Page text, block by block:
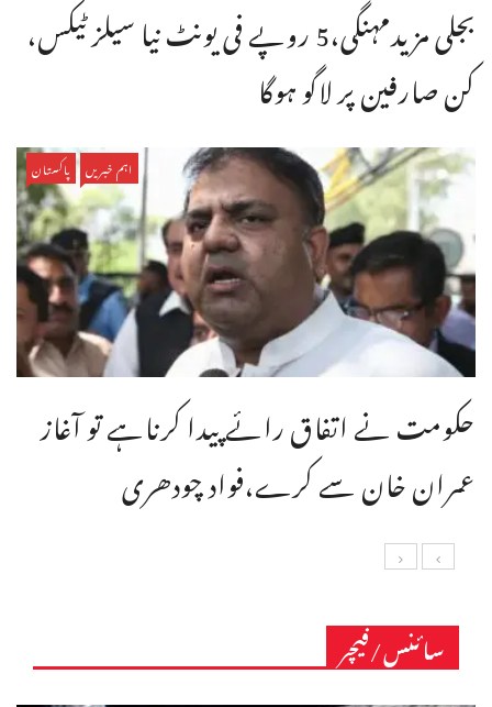
بجلی مزیدمہنگی،5 روپے فی یونٹ نیا سیلز ٹیکس،
کن صارفین پر لاگو ہوگا
اہم خبریں پاکستان
حکومت نے اتفاق رائے پیدا کرناہے تو آغاز
عمران خان سے کرے،فواد چودھری
سائنس/فیچر